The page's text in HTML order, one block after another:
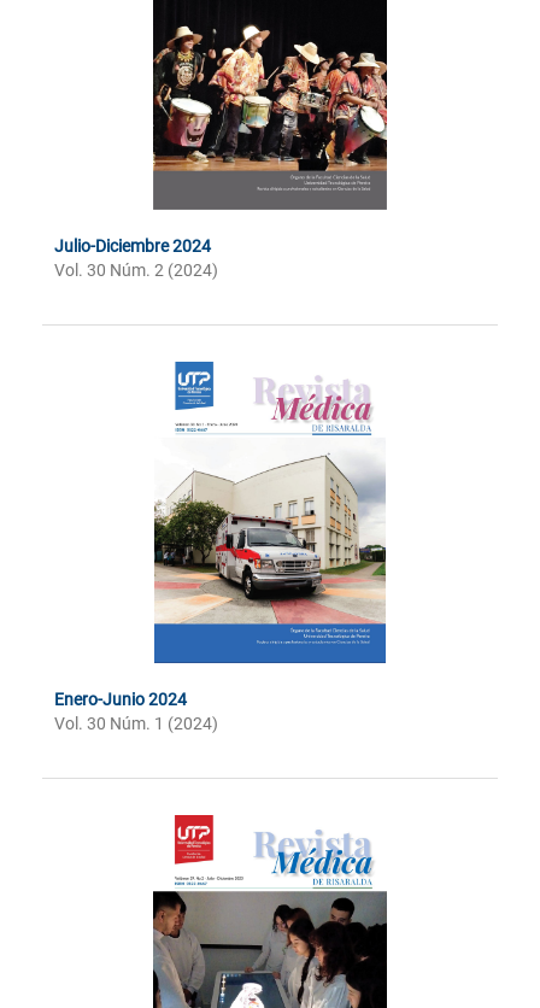
Julio-Diciembre 2024
Vol. 30 Núm. 2 (2024)
Enero-Junio 2024
Vol. 30 Núm. 1 (2024)